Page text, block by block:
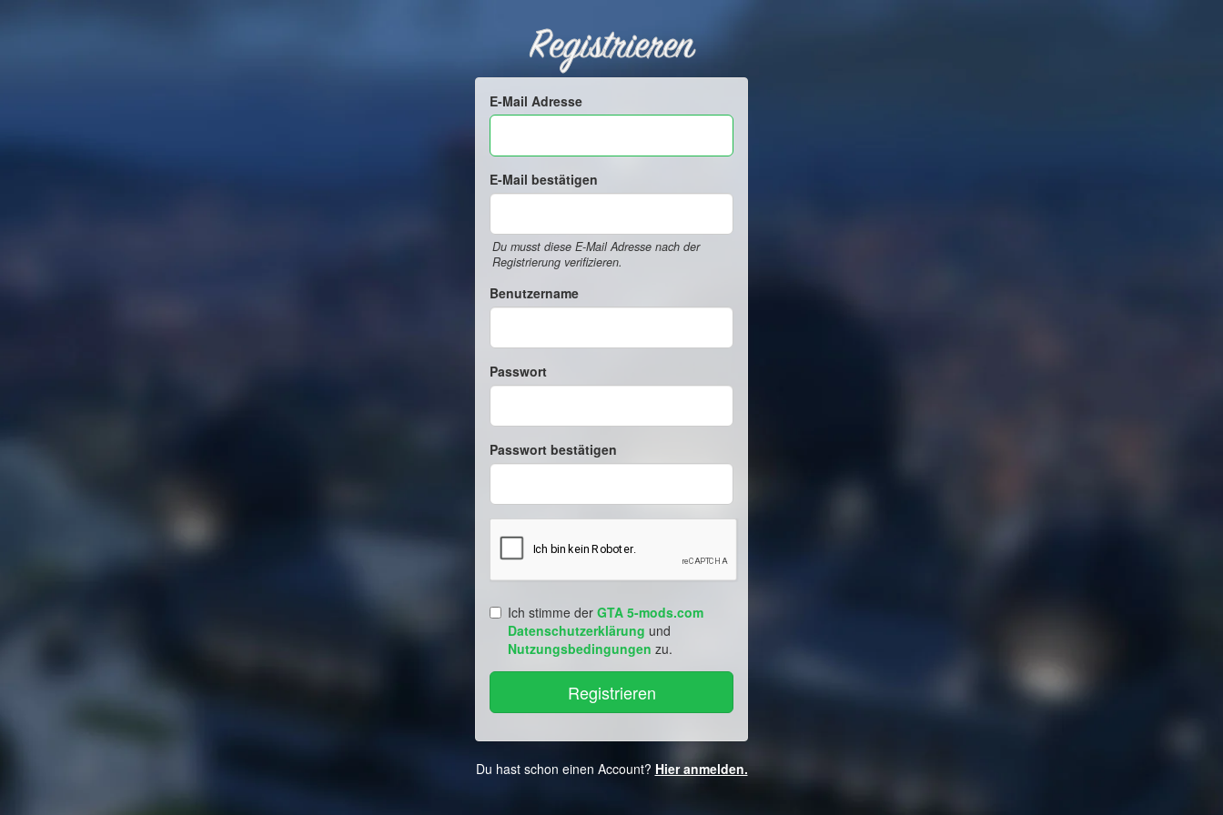
Registrieren
E-Mail Adresse
E-Mail bestätigen
Du musst diese E-Mail Adresse nach der
Registrierung verifizieren.
Benutzername
Passwort
Passwort bestätigen
Ich stimme der GTA 5-mods.com
Datenschutzerklärung und
Nutzungsbedingungen zu.
Du hast schon einen Account? Hier anmelden.